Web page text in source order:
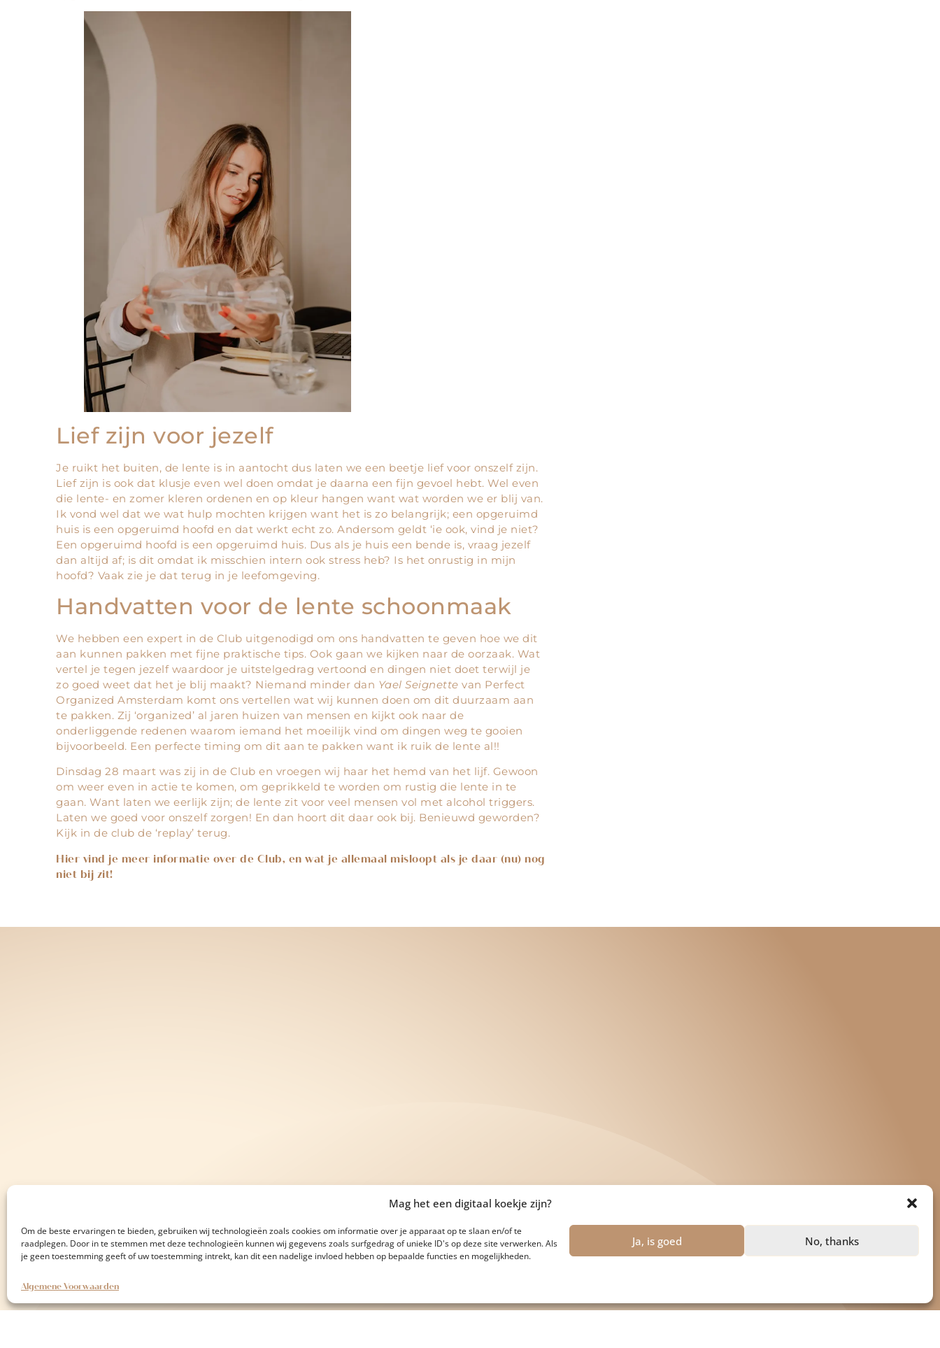
Mag het een digitaal koekje zijn?
Om de beste ervaringen te bieden, gebruiken wij technologieën zoals cookies om informatie over je apparaat op te slaan en/of te
raadplegen. Door in te stemmen met deze technologieën kunnen wij gegevens zoals surfgedrag of unieke ID's op deze site verwerken. Als
je geen toestemming geeft of uw toestemming intrekt, kan dit een nadelige invloed hebben op bepaalde functies en mogelijkheden.
Ja, is goed No, thanks
Algemene Voorwaarden
Lief zijn voor jezelf
Je ruikt het buiten, de lente is in aantocht dus laten we een beetje lief voor onszelf zijn.
Lief zijn is ook dat klusje even wel doen omdat je daarna een fijn gevoel hebt. Wel even
die lente- en zomer kleren ordenen en op kleur hangen want wat worden we er blij van.
Ik vond wel dat we wat hulp mochten krijgen want het is zo belangrijk; een opgeruimd
huis is een opgeruimd hoofd en dat werkt echt zo. Andersom geldt ‘ie ook, vind je niet?
Een opgeruimd hoofd is een opgeruimd huis. Dus als je huis een bende is, vraag jezelf
dan altijd af; is dit omdat ik misschien intern ook stress heb? Is het onrustig in mijn
hoofd? Vaak zie je dat terug in je leefomgeving.
Handvatten voor de lente schoonmaak
We hebben een expert in de Club uitgenodigd om ons handvatten te geven hoe we dit
aan kunnen pakken met fijne praktische tips. Ook gaan we kijken naar de oorzaak. Wat
vertel je tegen jezelf waardoor je uitstelgedrag vertoond en dingen niet doet terwijl je
zo goed weet dat het je blij maakt? Niemand minder dan Yael Seignette van Perfect
Organized Amsterdam komt ons vertellen wat wij kunnen doen om dit duurzaam aan
te pakken. Zij ‘organized’ al jaren huizen van mensen en kijkt ook naar de
onderliggende redenen waarom iemand het moeilijk vind om dingen weg te gooien
bijvoorbeeld. Een perfecte timing om dit aan te pakken want ik ruik de lente al!!
Dinsdag 28 maart was zij in de Club en vroegen wij haar het hemd van het lijf. Gewoon
om weer even in actie te komen, om geprikkeld te worden om rustig die lente in te
gaan. Want laten we eerlijk zijn; de lente zit voor veel mensen vol met alcohol triggers.
Laten we goed voor onszelf zorgen! En dan hoort dit daar ook bij. Benieuwd geworden?
Kijk in de club de ‘replay’ terug.
Hier vind je meer informatie over de Club, en wat je allemaal misloopt als je daar (nu) nog
niet bij zit!